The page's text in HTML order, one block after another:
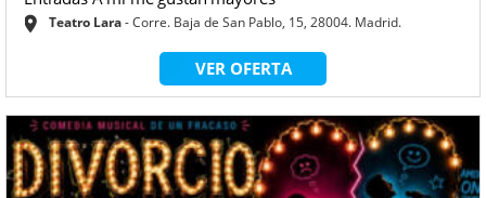
Teatro Lara Corre. Baja de San Pablo, 15, 28004. Madrid.
VER OFERTA